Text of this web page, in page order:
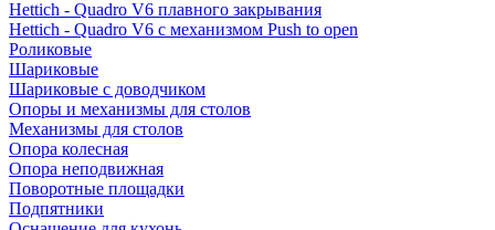
Hettich - Quadro V6 плавного закрывания
Hettich - Quadro V6 с механизмом Push to open
Роликовые
Шариковые
Шариковые с доводчиком
Опоры и механизмы для столов
Механизмы для столов
Опора колесная
Опора неподвижная
Поворотные площадки
Подпятники